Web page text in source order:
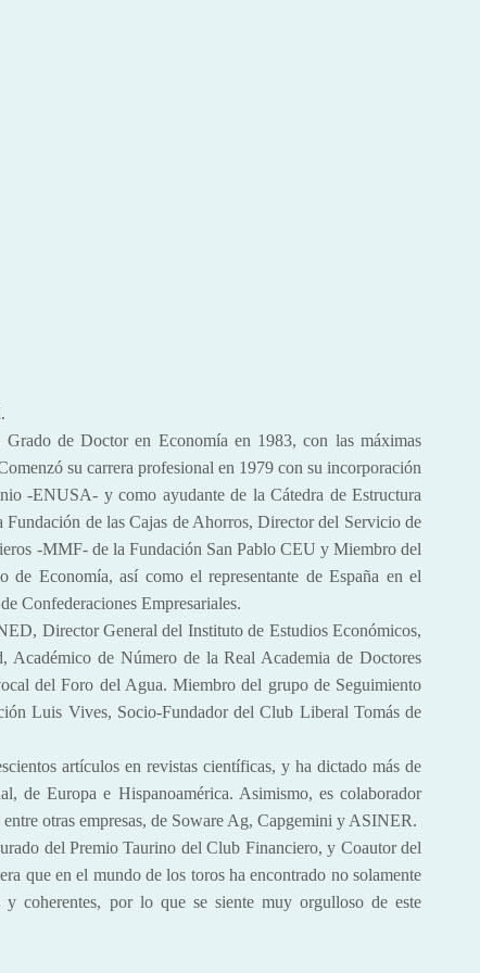
de Doctor en Economía en 1983, con las máximas
su carrera profesional en 1979 con su incorporación
-ENUSA- y como ayudante de la Cátedra de Estructura
de las Cajas de Ahorros, Director del Servicio de
-MMF- de la Fundación San Pablo CEU y Miembro del
Economía, así como el representante de España en el
Confederaciones Empresariales.
Director General del Instituto de Estudios Económicos,
Académico de Número de la Real Academia de Doctores
del Foro del Agua. Miembro del grupo de Seguimiento
Luis Vives, Socio-Fundador del Club Liberal Tomás de
artículos en revistas científicas, y ha dictado más de
de Europa e Hispanoamérica. Asimismo, es colaborador
otras empresas, de Soware Ag, Capgemini y ASINER.
del Premio Taurino del Club Financiero, y Coautor del
que en el mundo de los toros ha encontrado no solamente
y coherentes, por lo que se siente muy orgulloso de este